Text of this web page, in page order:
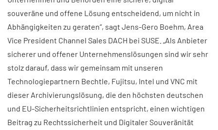
souveräne und offene Lösung entscheidend, um nicht in
Abhängigkeiten zu geraten“, sagt Jens-Gero Boehm, Area
Vice President Channel Sales DACH bei SUSE. „Als Anbieter
sicherer und offener Unternehmenslösungen sind wir sehr
stolz darauf, dass wir gemeinsam mit unseren
Technologiepartnern Bechtle, Fujitsu, Intel und VNC mit
dieser Archivierungslösung, die den höchsten deutschen
und EU-Sicherheitsrichtlinien entspricht, einen wichtigen
Beitrag zu Rechtssicherheit und Digitaler Souveränität